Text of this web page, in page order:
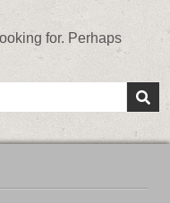
for. Perhaps